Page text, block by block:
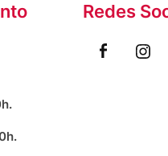
Redes